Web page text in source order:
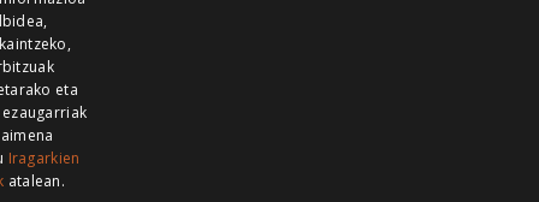
GUKA
eta
Iragarkien
atalean.